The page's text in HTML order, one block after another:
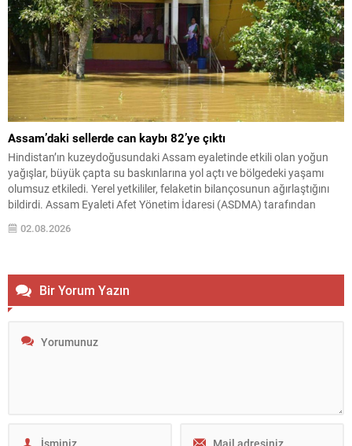
Assam’daki sellerde can kaybı 82’ye çıktı
Hindistan’ın kuzeydoğusundaki Assam eyaletinde etkili olan yoğun
yağışlar, büyük çapta su baskınlarına yol açtı ve bölgedeki yaşamı
olumsuz etkiledi. Yerel yetkililer, felaketin bilançosunun ağırlaştığını
bildirdi. Assam Eyaleti Afet Yönetim İdaresi (ASDMA) tarafından
yapılan açıklamaya göre, sellere bağlı can kaybı sayısı 82’ye yükseldi.
Hasar gören bölgelerde kurtarma ve yardım çalışmaları yoğun...
02.08.2026
Bir Yorum Yazın